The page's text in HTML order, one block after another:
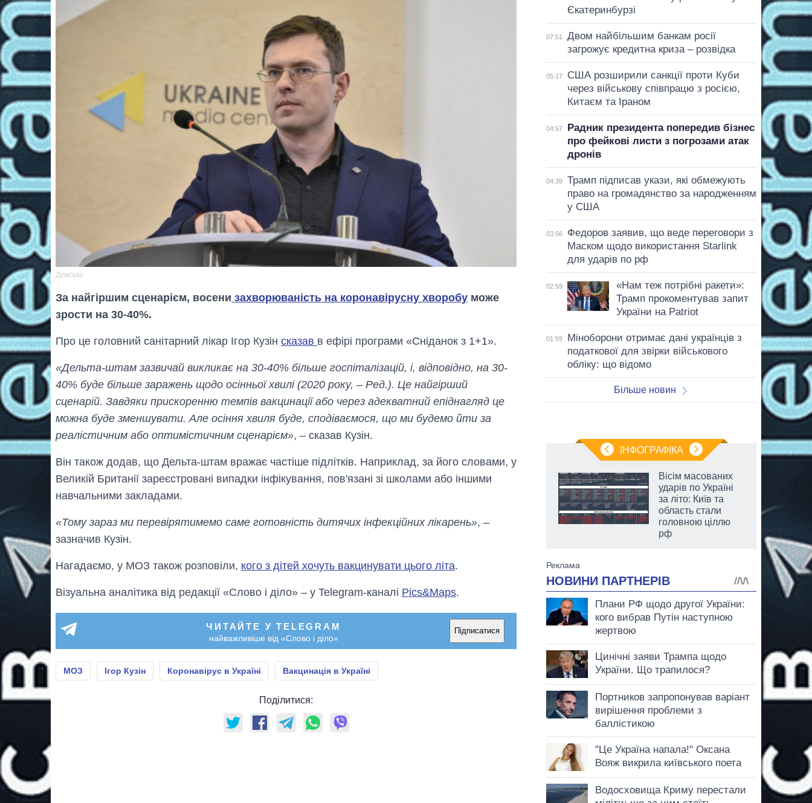
Думська
За найгіршим сценарієм, восени захворюваність на коронавірусну хворобу може
зрости на 30-40%.
Про це головний санітарний лікар Ігор Кузін сказав в ефірі програми «Сніданок з 1+1».
«Дельта-штам зазвичай викликає на 30-40% більше госпіталізацій, і, відповідно, на 30-
40% буде більше заражень щодо осінньої хвилі (2020 року, – Ред.). Це найгірший
сценарій. Завдяки прискоренню темпів вакцинації або через адекватний епіднагляд це
можна буде зменшувати. Але осіння хвиля буде, сподіваємося, що ми будемо йти за
реалістичним або оптимістичним сценарієм», – сказав Кузін.
Він також додав, що Дельта-штам вражає частіше підлітків. Наприклад, за його словами, у
Великій Британії зареєстровані випадки інфікування, пов'язані зі школами або іншими
навчальними закладами.
«Тому зараз ми перевірятимемо саме готовність дитячих інфекційних лікарень», –
зазначив Кузін.
Нагадаємо, у МОЗ також розповіли, кого з дітей хочуть вакцинувати цього літа.
Візуальна аналітика від редакції «Слово і діло» – у Telegram-каналі Pics&Maps.
ЧИТАЙТЕ У TELEGRAM
найважливіше від «Слово і діло»
Підписатися
МОЗ Ігор Кузін Коронавірус в Україні Вакцинація в Україні
Поділитися:
Єкатеринбурзі
07:51
Двом найбільшим банкам росії
загрожує кредитна криза – розвідка
05:17
США розширили санкції проти Куби
через військову співпрацю з росією,
Китаєм та Іраном
04:57
Радник президента попередив бізнес
про фейкові листи з погрозами атак
дронів
04:39
Трамп підписав укази, які обмежують
право на громадянство за народженням
у США
03:56
Федоров заявив, що веде переговори з
Маском щодо використання Starlink
для ударів по рф
02:59
«Нам теж потрібні ракети»:
Трамп прокоментував запит
України на Patriot
01:59
Міноборони отримає дані українців з
податкової для звірки військового
обліку: що відомо
Більше новин
ІНФОГРАФІКА
Як за 10 років
магістратуру та
Вісім масованих
ударів по Україні
за літо: Київ та
область стали
головною ціллю
рф